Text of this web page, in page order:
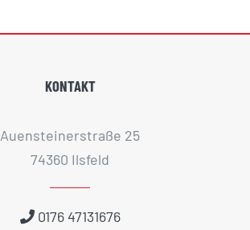
KONTAKT
Auensteinerstraße 25
74360 Ilsfeld
0176 47131676